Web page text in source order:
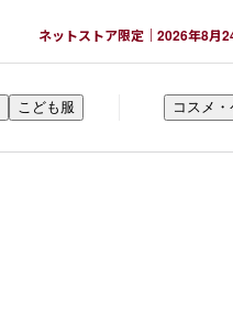
ネットストア限定｜2026年8月
こども服 コスメ・